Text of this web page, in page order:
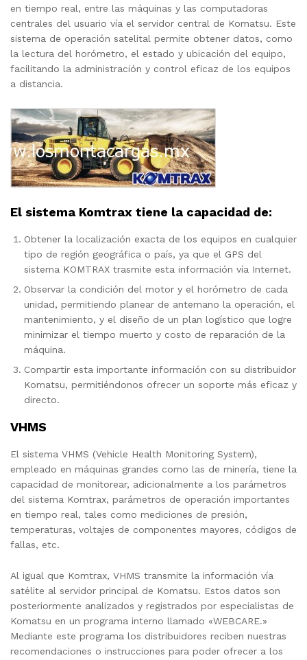
en tiempo real, entre las máquinas y las computadoras
centrales del usuario vía el servidor central de Komatsu. Este
sistema de operación satelital permite obtener datos, como
la lectura del horómetro, el estado y ubicación del equipo,
facilitando la administración y control eficaz de los equipos
a distancia.
El sistema Komtrax tiene la capacidad de:
Obtener la localización exacta de los equipos en cualquier
tipo de región geográfica o país, ya que el GPS del
sistema KOMTRAX trasmite esta información vía Internet.
Observar la condición del motor y el horómetro de cada
unidad, permitiendo planear de antemano la operación, el
mantenimiento, y el diseño de un plan logístico que logre
minimizar el tiempo muerto y costo de reparación de la
máquina.
Compartir esta importante información con su distribuidor
Komatsu, permitiéndonos ofrecer un soporte más eficaz y
directo.
VHMS
El sistema VHMS (Vehicle Health Monitoring System),
empleado en máquinas grandes como las de minería, tiene la
capacidad de monitorear, adicionalmente a los parámetros
del sistema Komtrax, parámetros de operación importantes
en tiempo real, tales como mediciones de presión,
temperaturas, voltajes de componentes mayores, códigos de
fallas, etc.
Al igual que Komtrax, VHMS transmite la información vía
satélite al servidor principal de Komatsu. Estos datos son
posteriormente analizados y registrados por especialistas de
Komatsu en un programa interno llamado «WEBCARE.»
Mediante este programa los distribuidores reciben nuestras
recomendaciones o instrucciones para poder ofrecer a los